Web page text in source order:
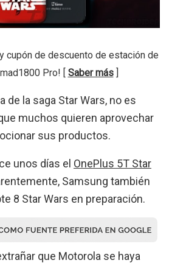
cupón de descuento de estación de
Pro! [ Saber más]
de la saga Star Wars, no es
muchos quieren aprovechar
sus productos.
unos días el OnePlus 5T Star
Samsung también
8 Star Wars en preparación.
que Motorola se haya